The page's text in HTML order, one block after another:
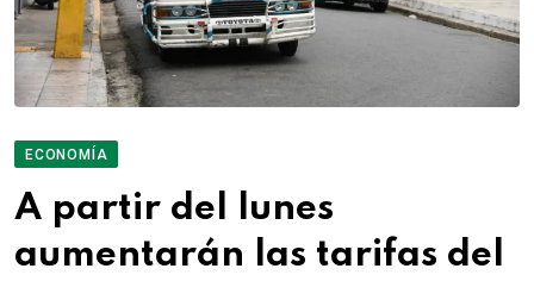
ECONOMÍA
A partir del lunes
aumentarán las tarifas del